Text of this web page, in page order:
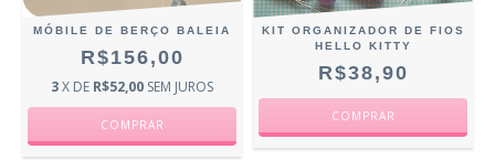
MÓBILE DE BERÇO BALEIA
R$156,00
3X DE R$52,00 SEM JUROS
KIT ORGANIZADOR DE FIOS
HELLO KITTY
R$38,90